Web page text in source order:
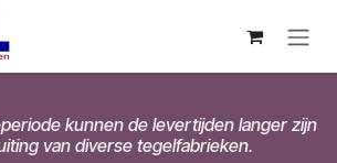
kunnen de levertijden langer zijn
van diverse tegelfabrieken.